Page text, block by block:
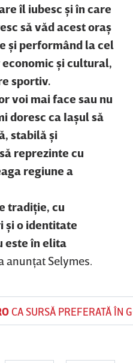
îl iubesc şi în care
să văd acest oraş
şi performând la cel
şi cultural,
sportiv.
voi mai face sau nu
doresc ca Iaşul să
stabilă şi
reprezinte cu
regiune a
tradiţie, cu
şi o identitate
este în elita
anunţat Selymes.
CA SURSĂ PREFERATĂ ÎN